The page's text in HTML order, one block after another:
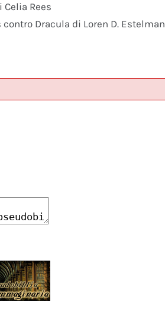
Rees
Dracula di Loren D. Estelman